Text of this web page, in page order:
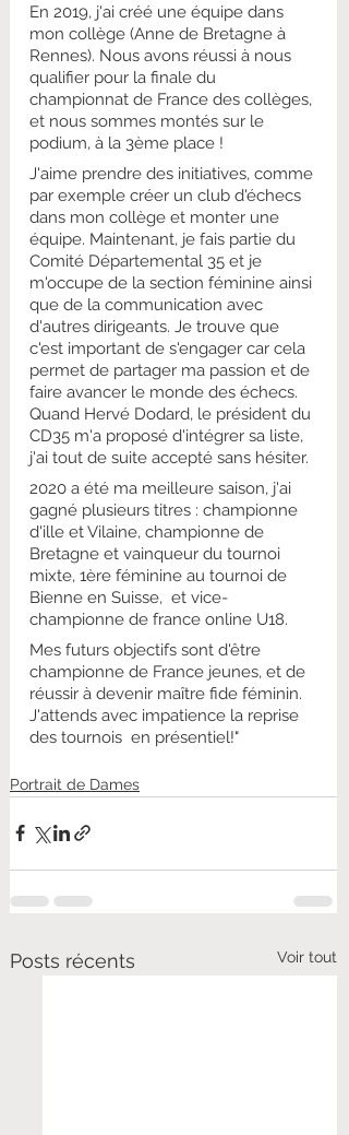
En 2019, j'ai créé une équipe dans
mon collège (Anne de Bretagne à
Rennes). Nous avons réussi à nous
qualifier pour la finale du
championnat de France des collèges,
et nous sommes montés sur le
podium, à la 3ème place !​
J'aime prendre des initiatives, comme
par exemple créer un club d'échecs
dans mon collège et monter une
équipe. Maintenant, je fais partie du
Comité Départemental 35 et​ je
m'occupe de la section féminine ainsi
que de la communication avec
d'autres dirigeants. Je trouve que
c'est important de s'engager car cela
permet de partager ma passion et de
faire avancer le monde des échecs.
Quand Hervé Dodard, le président du
CD35 m'a proposé d'intégrer sa liste,
j'ai tout de suite accepté sans hésiter.
2020 a été ma meilleure saison, j'ai
gagné plusieurs titres​ : championne​
d'ille et Vilaine, championne de
Bretagne et vainqueur du tournoi
mixte, 1ère féminine au tournoi de
Bienne en Suisse,  et vice-
championne de france online U18.​
Mes futurs objectifs sont d'être
championne de France jeunes, et de
réussir à devenir maître fide féminin.
J'attends avec impatience la reprise
des tournois​  en présentiel!"
Portrait de Dames
Posts récents Voir tout